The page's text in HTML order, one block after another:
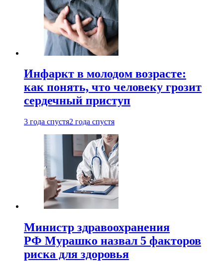
Инфаркт в молодом возрасте:
как понять, что человеку грозит
сердечный приступ
3 года спустя2 года спустя
Министр здравоохранения
РФ Мурашко назвал 5 факторов
риска для здоровья